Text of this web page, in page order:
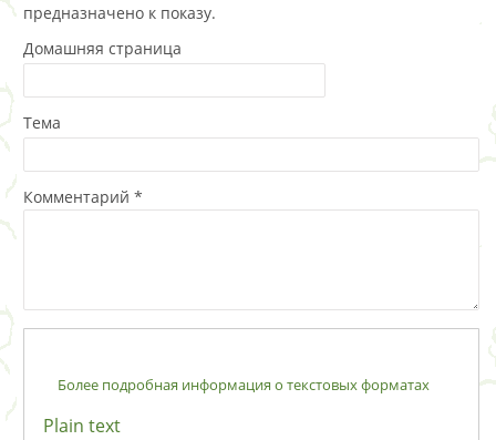
предназначено к показу.
Домашняя страница
Тема
Комментарий *
Более подробная информация о текстовых форматах
Plain text